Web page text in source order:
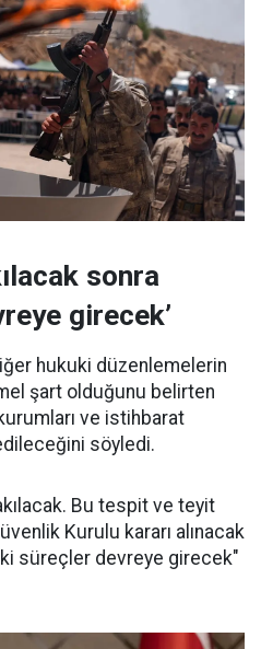
sonra
girecek’
hukuki düzenlemelerin
şart olduğunu belirten
ve istihbarat
söyledi.
Bu tespit ve teyit
Kurulu kararı alınacak
süreçler devreye girecek"